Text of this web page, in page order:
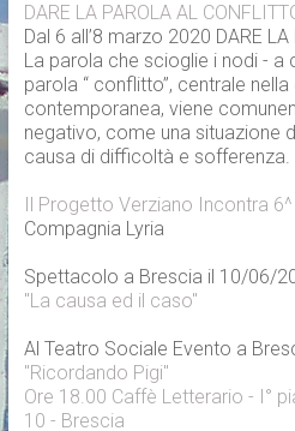
DARE LA PAROLA AL
Dal 6 all’8 marzo 2020 DARE LA
La parola che scioglie i nodi - a
parola “ conflitto”, centrale
contemporanea, viene
negativo, come una situazione
causa di difficoltà e sofferenza.
Il Progetto Verziano Incontra
Compagnia Lyria
Spettacolo a Brescia il 10/06/
"La causa ed il caso"
Al Teatro Sociale Evento a
"Ricordando Pigi"
Ore 18.00 Caffè Letterario - I°
10 - Brescia